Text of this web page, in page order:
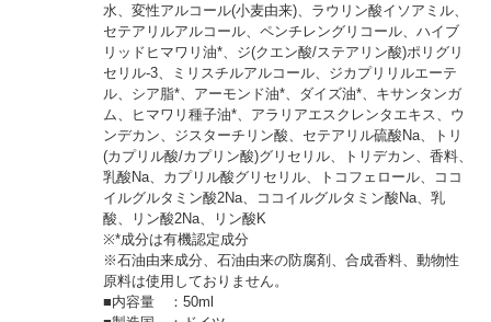
水、変性アルコール(小麦由来)、ラウリン酸イソアミル、
セテアリルアルコール、ペンチレングリコール、ハイブ
リッドヒマワリ油*、ジ(クエン酸/ステアリン酸)ポリグリ
セリル-3、ミリスチルアルコール、ジカプリリルエーテ
ル、シア脂*、アーモンド油*、ダイズ油*、キサンタンガ
ム、ヒマワリ種子油*、アラリアエスクレンタエキス、ウ
ンデカン、ジスターチリン酸、セテアリル硫酸Na、トリ
(カプリル酸/カプリン酸)グリセリル、トリデカン、香料、
乳酸Na、カプリル酸グリセリル、トコフェロール、ココ
イルグルタミン酸2Na、ココイルグルタミン酸Na、乳
酸、リン酸2Na、リン酸K
※*成分は有機認定成分
※石油由来成分、石油由来の防腐剤、合成香料、動物性
原料は使用しておりません。
■内容量 ：50ml